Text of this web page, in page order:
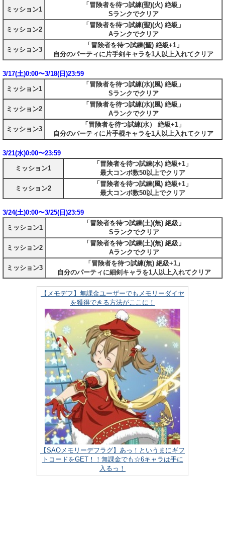
ミッション1
「冒険者を待つ試練(聖)(火) 絶級」
Sランクでクリア
ミッション2
「冒険者を待つ試練(聖)(火) 絶級」
Aランクでクリア
ミッション3
「冒険者を待つ試練(聖) 絶級+1」
自分のパーティに片手剣キャラを1人以上入れてクリア
3/17(土)0:00〜3/18(日)23:59
ミッション1
「冒険者を待つ試練(水)(風) 絶級」
Sランクでクリア
ミッション2
「冒険者を待つ試練(水)(風) 絶級」
Aランクでクリア
ミッション3
「冒険者を待つ試練(水） 絶級+1」
自分のパーティに片手棍キャラを1人以上入れてクリア
3/21(水)0:00〜23:59
ミッション1
「冒険者を待つ試練(水) 絶級+1」
最大コンボ数50以上でクリア
ミッション2
「冒険者を待つ試練(風) 絶級+1」
最大コンボ数50以上でクリア
3/24(土)0:00〜3/25(日)23:59
ミッション1
「冒険者を待つ試練(土)(無) 絶級」
Sランクでクリア
ミッション2
「冒険者を待つ試練(土)(無) 絶級」
Aランクでクリア
ミッション3
「冒険者を待つ試練(無) 絶級+1」
自分のパーティに細剣キャラを1人以上入れてクリア
【メモデフ】無課金ユーザーでもメモリーダイヤ
を獲得できる方法がここに！
【SAOメモリーデフラグ】あっ！というまにギフ
トコードをGET！！無課金でも☆6キャラは手に
入るっ！